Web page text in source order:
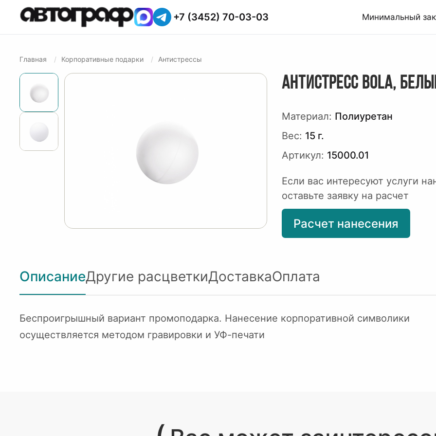
+7 (3452) 70-03-03 Минимальный
Главная Корпоративные подарки Антистрессы
АНТИСТРЕСС BOLA,
Материал: Полиуретан
Вес: 15 г.
Артикул: 15000.01
Если вас интересуют услуги
оставьте заявку на расчет
Расчет нанесения
ОписаниеДругие расцветкиДоставкаОплата
Беспроигрышный вариант промоподарка. Нанесение корпоративной символики
осуществляется методом гравировки и УФ-печати